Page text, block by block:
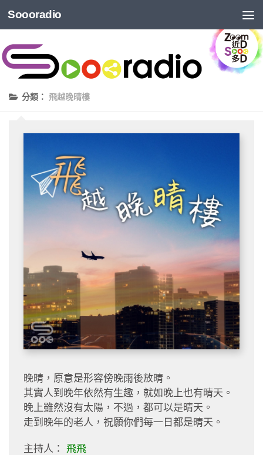
Soooradio
分類： 飛越晚晴樓
晚晴，原意是形容傍晚雨後放晴。
其實人到晚年依然有生趣，就如晚上也有晴天。
晚上雖然沒有太陽，不過，都可以是晴天。
走到晚年的老人，祝願你們每一日都是晴天。
主持人： 飛飛